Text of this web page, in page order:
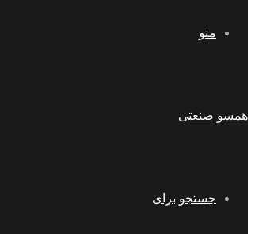
منو
همسو صنعتی
جستجو برای